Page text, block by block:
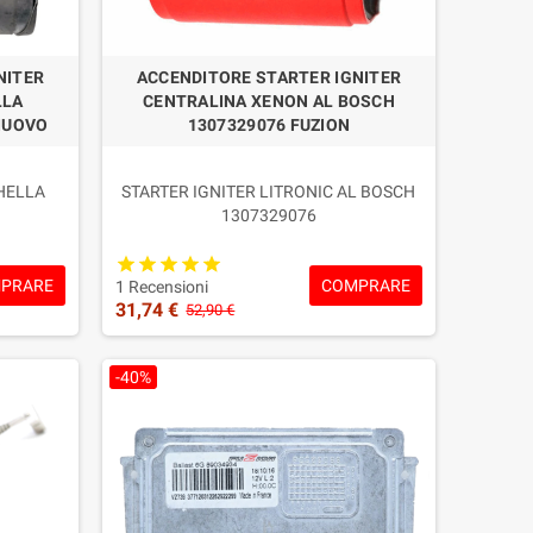
tramite codice e compatibilità.
supporto tecnico e 2 anni di garanzia sulle centraline
contattaci prima dell’acquisto.
ACCENDITORE STARTER IGNITER
CENTRALINA XENON AL BOSCH
1307329076 FUZION
STARTER IGNITER LITRONIC AL BOSCH
1307329076
Professionale
Garanzia: 2 ANNI
1 Recensioni
31,74 € 52,90 €
COMPRARE
-40%